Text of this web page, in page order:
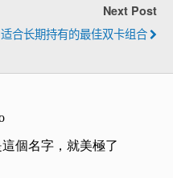
Next Post
适合长期持有的最佳双卡组合